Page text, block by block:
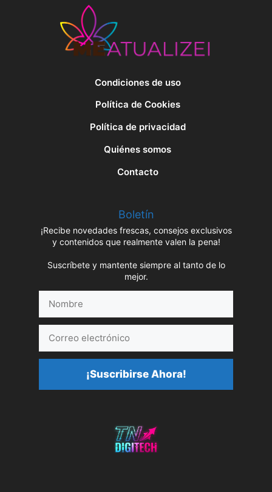
Condiciones de uso
Política de Cookies
Política de privacidad
Quiénes somos
Contacto
Boletín
¡Recibe novedades frescas, consejos exclusivos
y contenidos que realmente valen la pena!
Suscríbete y mantente siempre al tanto de lo
mejor.
electrónico
¡Suscribirse Ahora!